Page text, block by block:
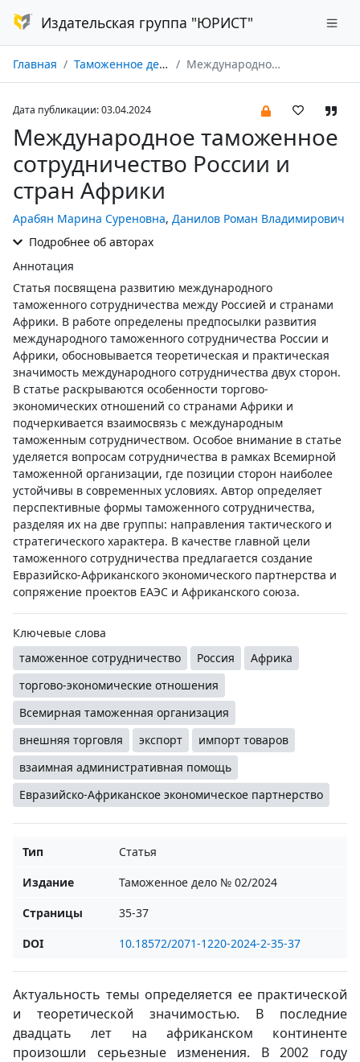
Издательская группа "ЮРИСТ"
Главная Таможенное дело № 02/2024 Международное таможенное сотрудничество России и стран Африки
Дата публикации: 03.04.2024
Международное таможенное
сотрудничество России и
стран Африки
Арабян Марина Суреновна, Данилов Роман Владимирович
Подробнее об авторах
Аннотация
Статья посвящена развитию международного
таможенного сотрудничества между Россией и странами
Африки. В работе определены предпосылки развития
международного таможенного сотрудничества России и
Африки, обосновывается теоретическая и практическая
значимость международного сотрудничества двух сторон.
В статье раскрываются особенности торгово-
экономических отношений со странами Африки и
подчеркивается взаимосвязь с международным
таможенным сотрудничеством. Особое внимание в статье
уделяется вопросам сотрудничества в рамках Всемирной
таможенной организации, где позиции сторон наиболее
устойчивы в современных условиях. Автор определяет
перспективные формы таможенного сотрудничества,
разделяя их на две группы: направления тактического и
стратегического характера. В качестве главной цели
таможенного сотрудничества предлагается создание
Евразийско-Африканского экономического партнерства и
сопряжение проектов ЕАЭС и Африканского союза.
Ключевые слова
таможенное сотрудничество
Россия
Африка
торгово-экономические отношения
Всемирная таможенная организация
внешняя торговля
экспорт
импорт товаров
взаимная административная помощь
Евразийско-Африканское экономическое партнерство
Тип
Статья
Издание
Таможенное дело № 02/2024
Страницы
35-37
DOI
10.18572/2071-1220-2024-2-35-37
Актуальность темы определяется ее практической
и теоретической значимостью. В последние
двадцать лет на африканском континенте
произошли серьезные изменения. В 2002 году